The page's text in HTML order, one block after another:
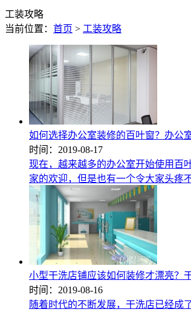
工装攻略
当前位置： 首页 > 工装攻略
如何选择办公室装修的百叶窗？办公
时间：2019-08-17
现在，越来越多的办公室开始使用百
家的欢迎，但是也有一个令大家头疼
小型干洗店铺应该如何装修才漂亮？
时间：2019-08-16
随着时代的不断发展，干洗店已经成